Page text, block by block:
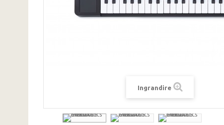
Ingrandire